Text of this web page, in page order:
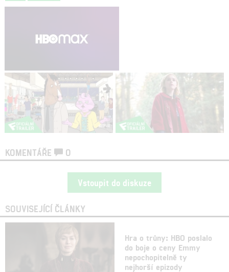
KOMENTÁŘE 0
Vstoupit do diskuze
SOUVISEJÍCÍ ČLÁNKY
Hra o trůny: HBO poslalo
do boje o ceny Emmy
nepochopitelně ty
nejhorší epizody